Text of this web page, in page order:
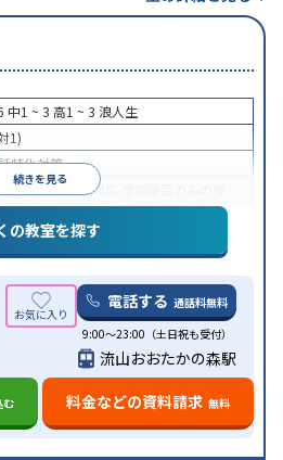
続きを見る
中1 ~ 3 高1 ~ 3 浪人生
1)
特化対策
能オンライン対応
の子どもに対応自習室あり
の教室を探す
電話する 通話料無料
9:00～23:00（土日祝も受付）
流山おおたかの森駅
む 料金などの資料請求 無料